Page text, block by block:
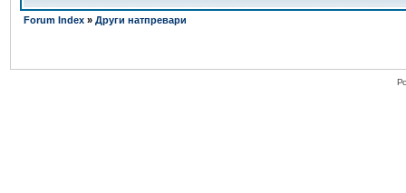
Forum Index » Други натпревари